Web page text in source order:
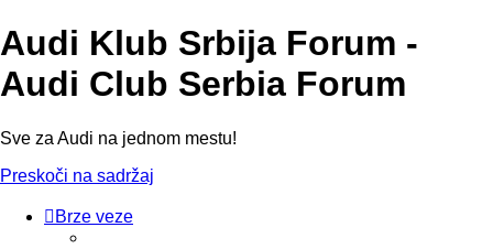
Audi Klub Srbija Forum -
Audi Club Serbia Forum
Sve za Audi na jednom mestu!
Preskoči na sadržaj
Brze veze